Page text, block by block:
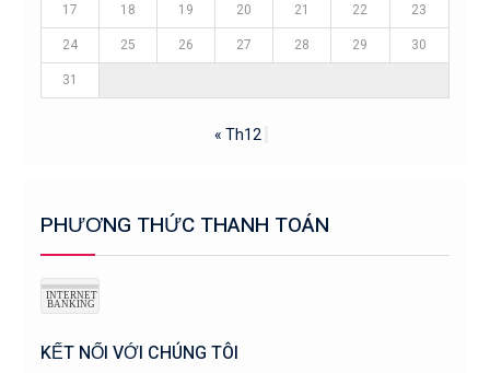
17 18 19 20 21 22 23
24 25 26 27 28 29 30
31
« Th12
PHƯƠNG THỨC THANH TOÁN
KẾT NỐI VỚI CHÚNG TÔI